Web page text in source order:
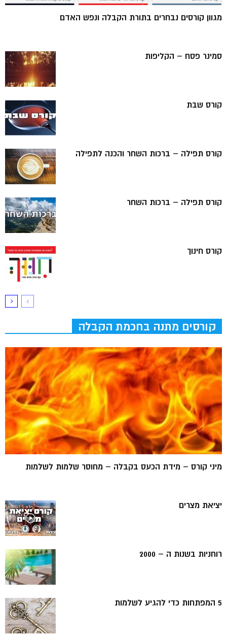
מגוון קורסים נבחרים בתורת הקבלה ונפש האדם
סמינר פסח – הקליפות
קורס שבת
קורס תפילה – ברכות השחר והכנה לתפילה
קורס תפילה – ברכות השחר
קורס חינוך
קורסים מתנה בחכמת הקבלה
מיני קורס – מידת הכעס בקבלה – מחוסר שלמות לשלמות
יציאת מצרים
רוחניות בשנות ה – 2000
5 המפתחות כדי להגיע לשלמות